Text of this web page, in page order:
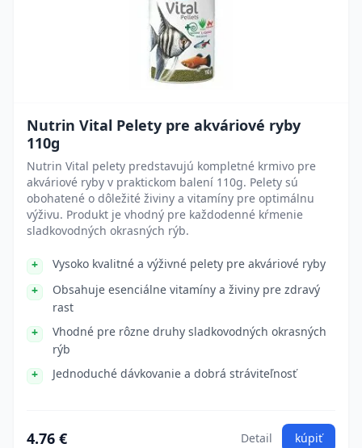
Nutrin Vital Pelety pre akváriové ryby
110g
Nutrin Vital pelety predstavujú kompletné krmivo pre
akváriové ryby v praktickom balení 110g. Pelety sú
obohatené o dôležité živiny a vitamíny pre optimálnu
výživu. Produkt je vhodný pre každodenné kŕmenie
sladkovodných okrasných rýb.
Vysoko kvalitné a výživné pelety pre akváriové ryby
Obsahuje esenciálne vitamíny a živiny pre zdravý
rast
Vhodné pre rôzne druhy sladkovodných okrasných
rýb
Jednoduché dávkovanie a dobrá stráviteľnosť
4.76 € Detail kúpiť